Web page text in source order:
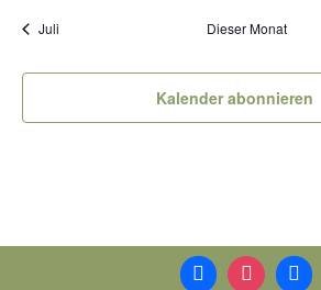
Juli Dieser Monat
Kalender abonnieren